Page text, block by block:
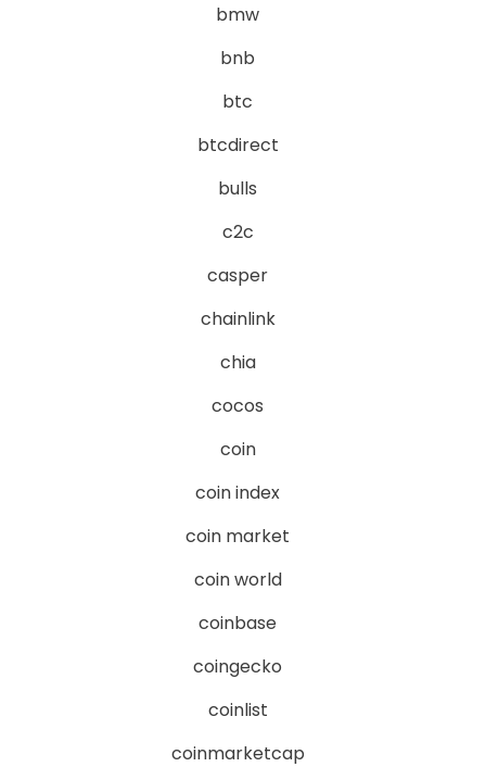
bmw
bnb
btc
btcdirect
bulls
c2c
casper
chainlink
chia
cocos
coin
coin index
coin market
coin world
coinbase
coingecko
coinlist
coinmarketcap